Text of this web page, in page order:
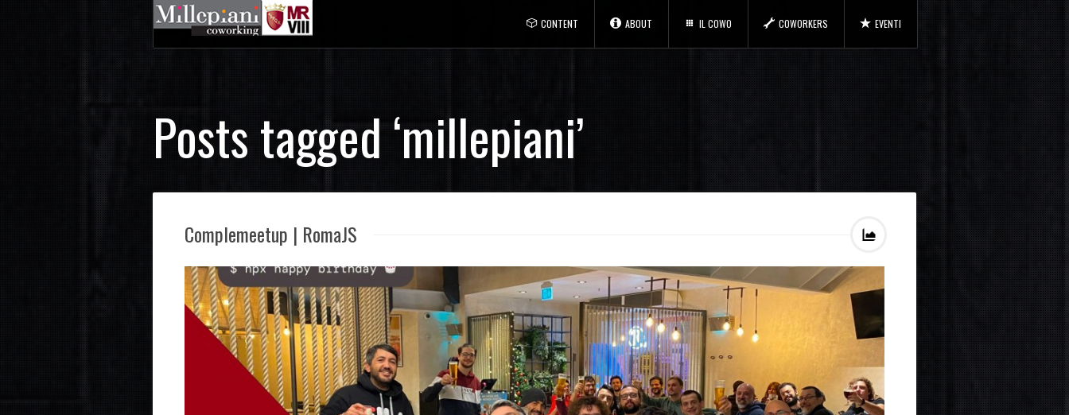
CONTENT ABOUT IL COWO COWORKERS EVENTI
Posts tagged ‘millepiani’
Complemeetup | RomaJS